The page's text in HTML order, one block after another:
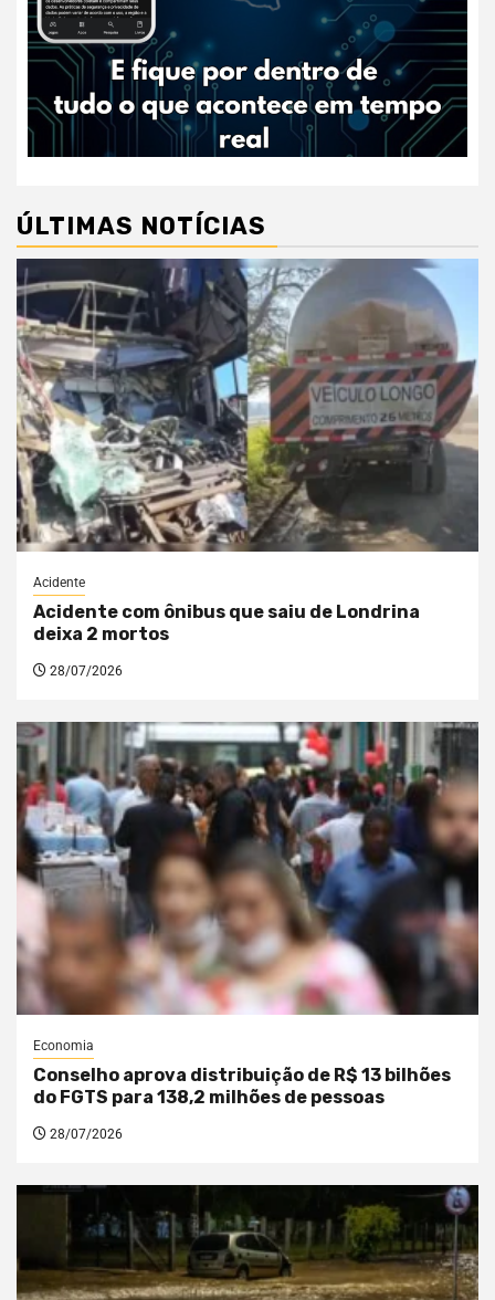
ÚLTIMAS NOTÍCIAS
Acidente
Acidente com ônibus que saiu de Londrina
deixa 2 mortos
28/07/2026
Economia
Conselho aprova distribuição de R$ 13 bilhões
do FGTS para 138,2 milhões de pessoas
28/07/2026